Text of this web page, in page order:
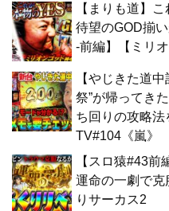
【まりも道】
待望のGOD揃
-前編】【ミリ
【やじきた道
祭”が帰ってき
ち回りの攻略
TV#104《嵐》
【スロ猿#43
運命の一劇で克
りサーカス2